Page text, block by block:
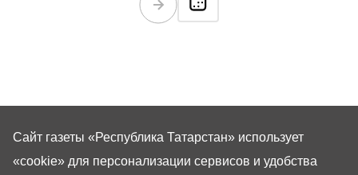
Сайт газеты «Республика Татарстан» использует
«cookie» для персонализации сервисов и удобства